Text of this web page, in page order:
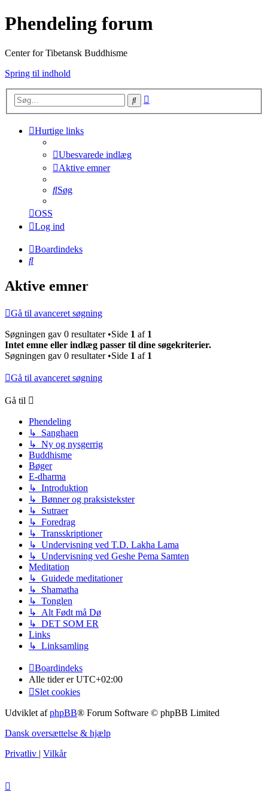
Phendeling forum
Center for Tibetansk Buddhisme
Spring til indhold
Søg
Hurtige links
Ubesvarede indlæg
Aktive emner
Søg
OSS
Log ind
Boardindeks
Søg
Aktive emner
Gå til avanceret søgning
Søgningen gav 0 resultater •Side 1 af 1
Intet emne eller indlæg passer til dine søgekriterier.
Søgningen gav 0 resultater •Side 1 af 1
Gå til avanceret søgning
Gå til
Phendeling
↳ Sanghaen
↳ Ny og nysgerrig
Buddhisme
Bøger
E-dharma
↳ Introduktion
↳ Bønner og praksistekster
↳ Sutraer
↳ Foredrag
↳ Transskriptioner
↳ Undervisning ved T.D. Lakha Lama
↳ Undervisning ved Geshe Pema Samten
Meditation
↳ Guidede meditationer
↳ Shamatha
↳ Tonglen
↳ Alt Født må Dø
↳ DET SOM ER
Links
↳ Linksamling
Boardindeks
Alle tider erUTC+02:00
Slet cookies
Udviklet afphpBB® Forum Software © phpBB Limited
Dansk oversættelse & hjælp
Privatliv | Vilkår